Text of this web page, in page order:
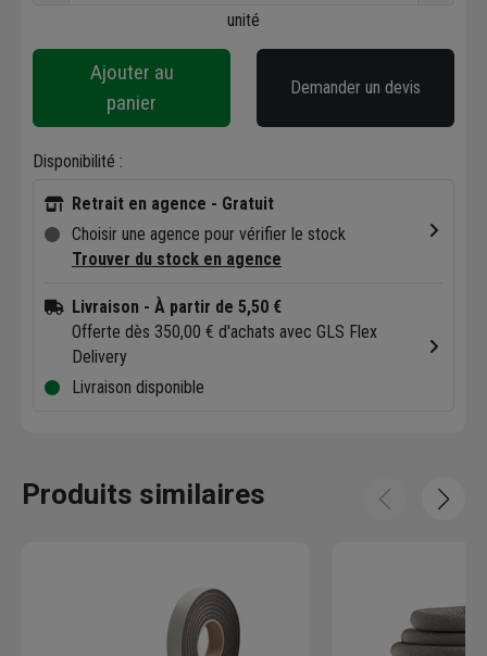
unité
Ajouter au
panier
Demander un devis
Disponibilité :
Retrait en agence - Gratuit
Choisir une agence pour vérifier le stock
Trouver du stock en agence
Livraison - À partir de 5,50 €
Offerte dès 350,00 € d'achats avec GLS Flex
Delivery
Livraison disponible
Produits similaires